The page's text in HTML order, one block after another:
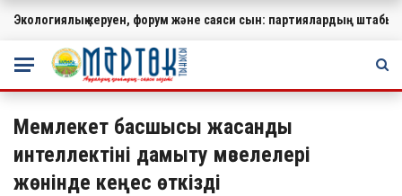
МАҢЫЗДЫ
Экологиялық керуен, форум және саяси сын: партиялардың
Мемлекет басшысы жасанды
интеллектіні дамыту мәселелері
жөнінде кеңес өткізді